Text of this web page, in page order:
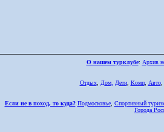
О нашем турклубе: Архив
Отдых, Дом, Дети, Комп, Авто,
Если не в поход, то куда? Подмосковье, Спортивный
Города